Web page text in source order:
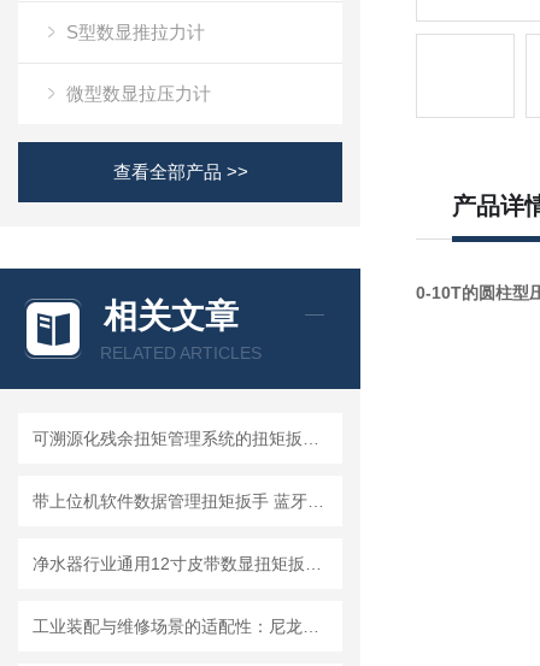
S型数显推拉力计
微型数显拉压力计
查看全部产品 >>
相关文章
RELATED ARTICLES
产品详
0-10T的圆柱型